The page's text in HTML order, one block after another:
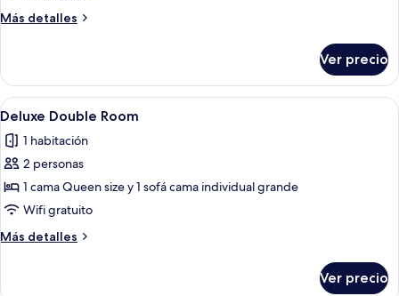
Sea
Más detalles
Más
Alexandros
with
Sea
Ver precio
Abrir
todas
las
fotos
de
Deluxe
Double
Room
Habitación de hotel moderna con
4
Deluxe Double Room
1 habitación
2 personas
1 cama Queen size y 1 sofá cama individual grande
Wifi gratuito
Más detalles
Más
Ver precio